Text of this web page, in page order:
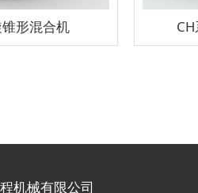
形混合机
机械有限公司